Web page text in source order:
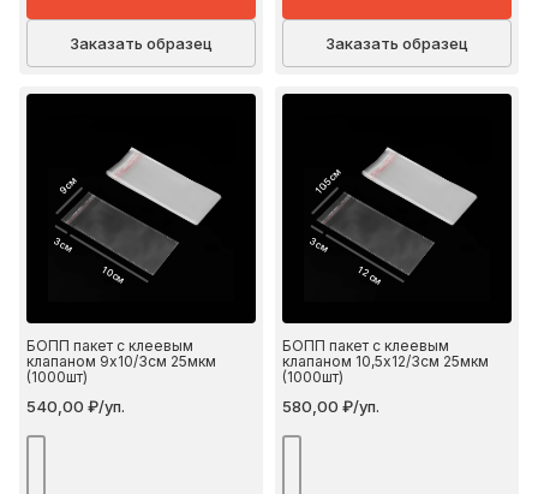
Заказать образец Заказать образец
9 см
3 см
10 см
БОПП пакет с клеевым
клапаном 9х10/3см 25мкм
(1000шт)
540,00 ₽/уп.
10.5 см
3 см
12 см
БОПП пакет с клеевым
клапаном 10,5х12/3см 25мкм
(1000шт)
580,00 ₽/уп.